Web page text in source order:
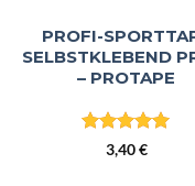
PROFI-
SELBSTKLEBEND
– PROTAPE
Bewertet
mit
3,40€